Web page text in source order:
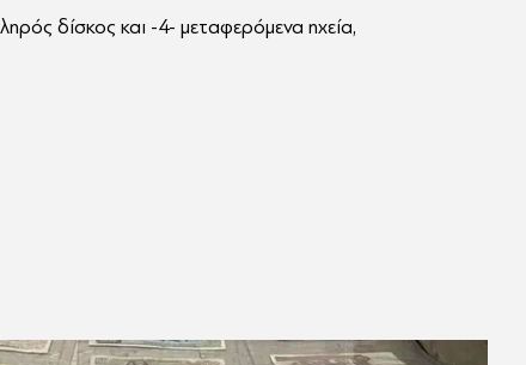
δίσκος και -4- μεταφερόμενα ηχεία,